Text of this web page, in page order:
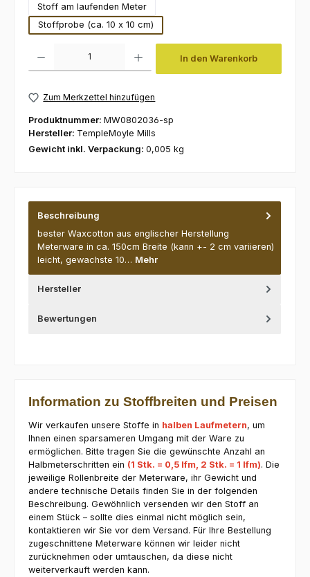
Stoff am laufenden Meter
Stoffprobe (ca. 10 x 10 cm)
In den Warenkorb
Zum Merkzettel hinzufügen
Produktnummer: MW0802036-sp
Hersteller: TempleMoyle Mills
Gewicht inkl. Verpackung: 0,005 kg
Beschreibung
bester Waxcotton aus englischer Herstellung
Meterware in ca. 150cm Breite (kann +- 2 cm variieren)
leicht, gewachste 10… Mehr
Hersteller
Bewertungen
Information zu Stoffbreiten und Preisen
Wir verkaufen unsere Stoffe in halben Laufmetern, um
Ihnen einen sparsameren Umgang mit der Ware zu
ermöglichen. Bitte tragen Sie die gewünschte Anzahl an
Halbmeterschritten ein (1 Stk. = 0,5 lfm, 2 Stk. = 1 lfm). Die
jeweilige Rollenbreite der Meterware, ihr Gewicht und
andere technische Details finden Sie in der folgenden
Beschreibung. Gewöhnlich versenden wir den Stoff an
einem Stück – sollte dies einmal nicht möglich sein,
kontaktieren wir Sie vor dem Versand. Für Ihre Bestellung
zugeschnittene Meterware können wir leider nicht
zurücknehmen oder umtauschen, da diese nicht
weiterverkauft werden kann.